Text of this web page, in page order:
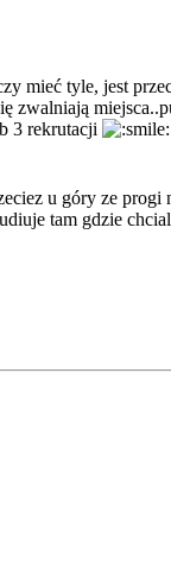
mieć tyle, jest
zwalniają
3 rekrutacji
u góry ze progi
tam gdzie